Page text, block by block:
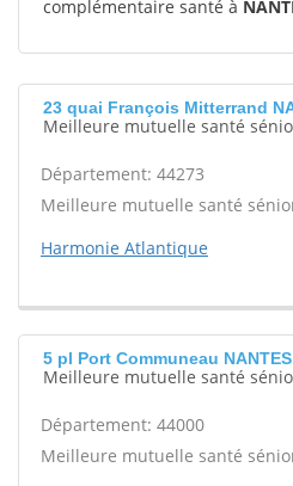
complémentaire santé à
23 quai François Mitterrand
Meilleure mutuelle santé
Département: 44273
Meilleure mutuelle santé
Harmonie Atlantique
5 pl Port Communeau
Meilleure mutuelle santé
Département: 44000
Meilleure mutuelle santé